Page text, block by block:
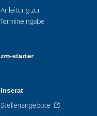
Anleitung zur
Termineingabe
zm-starter
Inserat
Stellenangebote